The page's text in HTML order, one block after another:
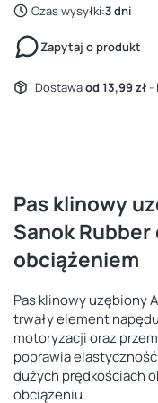
Czas wysyłki:3 dni
Zapytaj o produkt
Dostawaod 13,99 zł-
Pas klinowy
Sanok
obciążeniem
Pas klinowy uzębiony
trwały element
motoryzacji oraz
poprawia
dużych prędkościach
obciążeniu.